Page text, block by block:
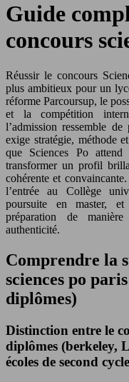
Guide
concours
Réussir le concours
plus ambitieux pour un
réforme Parcoursup, le
et la compétition
l’admission ressemble
exige stratégie, méthode
que Sciences Po
transformer un profil
cohérente et
l’entrée au Collège
poursuite en master,
préparation de
authenticité.
Comprendre la
sciences po
diplômes)
Distinction entre le
diplômes (berkeley,
écoles de second cycle